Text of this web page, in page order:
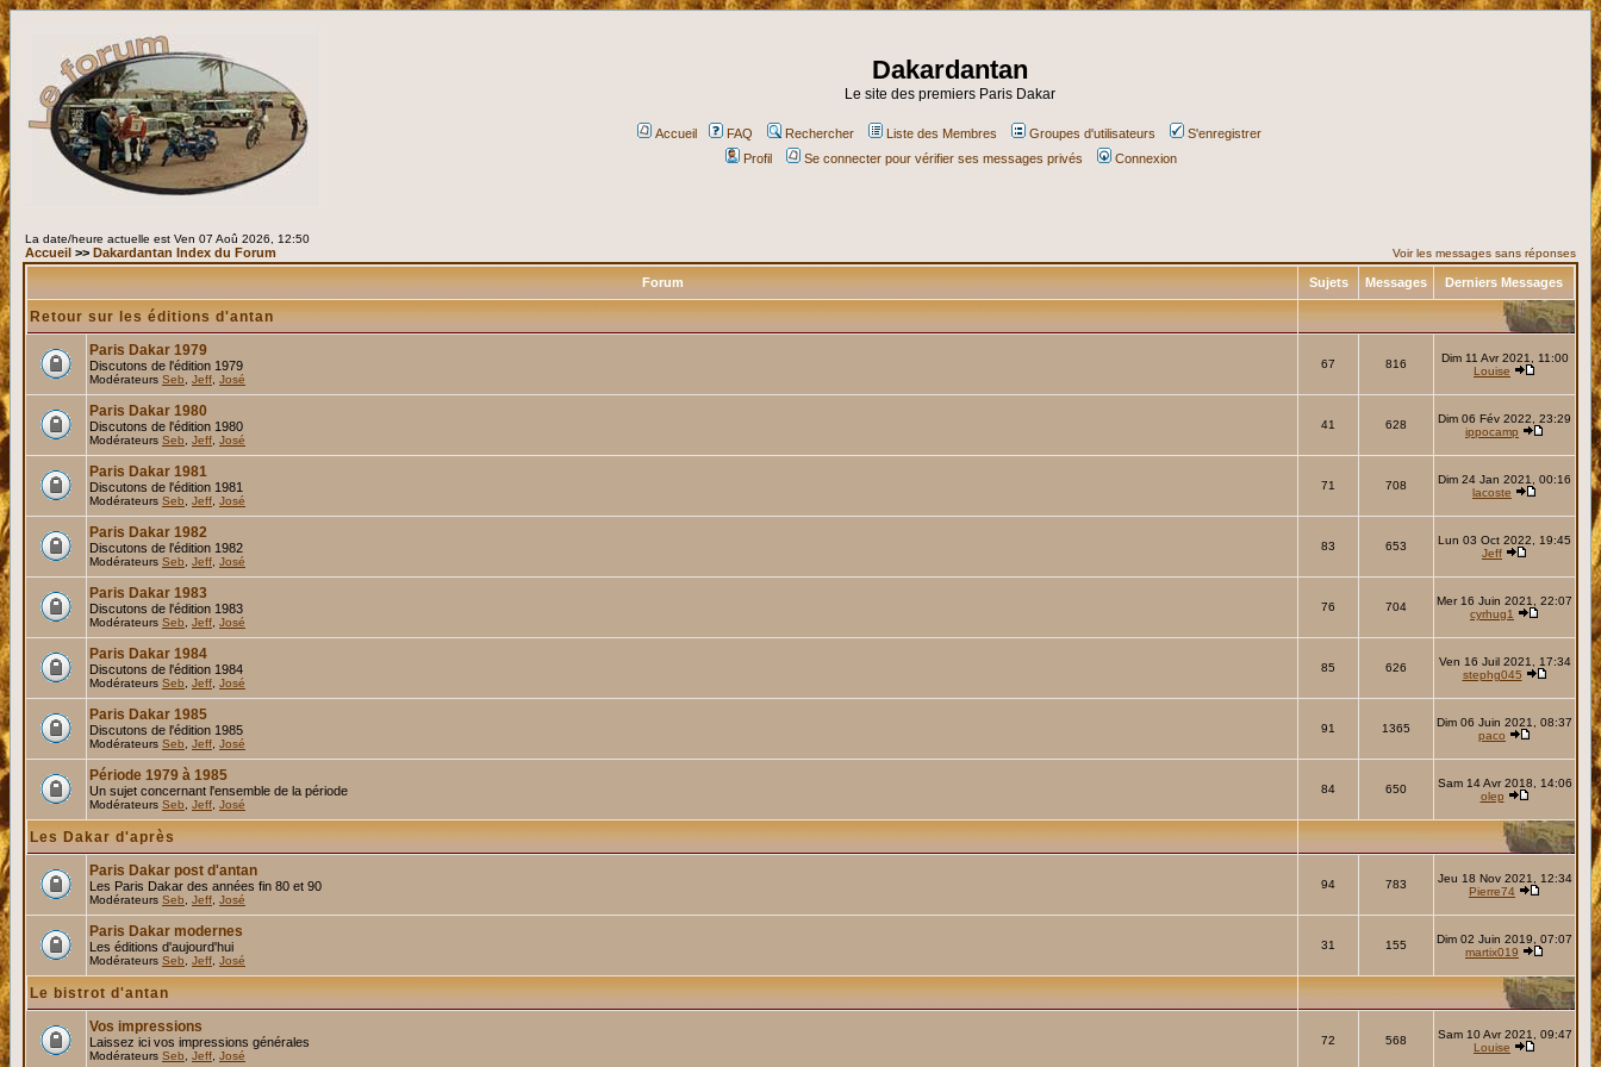
Dakardantan
Le site des premiers Paris Dakar
Accueil FAQ Rechercher Liste des Membres Groupes d'utilisateurs
S'enregistrer
Profil
Se connecter pour vérifier ses messages privés Connexion
La date/heure actuelle est Ven 07 Aoû 2026, 12:50
Accueil >> Dakardantan Index du Forum Voir les messages sans réponses
Forum Sujets Messages Derniers Messages
Retour sur les éditions d'antan
Paris Dakar 1979
Discutons de l'édition 1979
Modérateurs Seb Jeff José
67 816
Dim 11 Avr 2021, 11:00
Louise
Paris Dakar 1980
Discutons de l'édition 1980
Modérateurs Seb Jeff José
41 628
Dim 06 Fév 2022, 23:29
ippocamp
Paris Dakar 1981
Discutons de l'édition 1981
Modérateurs Seb Jeff José
71 708
Dim 24 Jan 2021, 00:16
lacoste
Paris Dakar 1982
Discutons de l'édition 1982
Modérateurs Seb Jeff José
83 653
Lun 03 Oct 2022, 19:45
Jeff
Paris Dakar 1983
Discutons de l'édition 1983
Modérateurs Seb Jeff José
76 704
Mer 16 Juin 2021, 22:07
cyrhug1
Paris Dakar 1984
Discutons de l'édition 1984
Modérateurs Seb Jeff José
85 626
Ven 16 Juil 2021, 17:34
stephg045
Paris Dakar 1985
Discutons de l'édition 1985
Modérateurs Seb Jeff José
91 1365
Dim 06 Juin 2021, 08:37
paco
Période 1979 à 1985
Un sujet concernant l'ensemble de la période
Modérateurs Seb Jeff José
84 650
Sam 14 Avr 2018, 14:06
olep
Les Dakar d'après
Paris Dakar post d'antan
Les Paris Dakar des années fin 80 et 90
Modérateurs Seb Jeff José
94 783
Jeu 18 Nov 2021, 12:34
Pierre74
Paris Dakar modernes
Les éditions d'aujourd'hui
Modérateurs Seb Jeff José
31 155
Dim 02 Juin 2019, 07:07
martix019
Le bistrot d'antan
Vos impressions
Laissez ici vos impressions générales
Modérateurs Seb Jeff José
72 568
Sam 10 Avr 2021, 09:47
Louise